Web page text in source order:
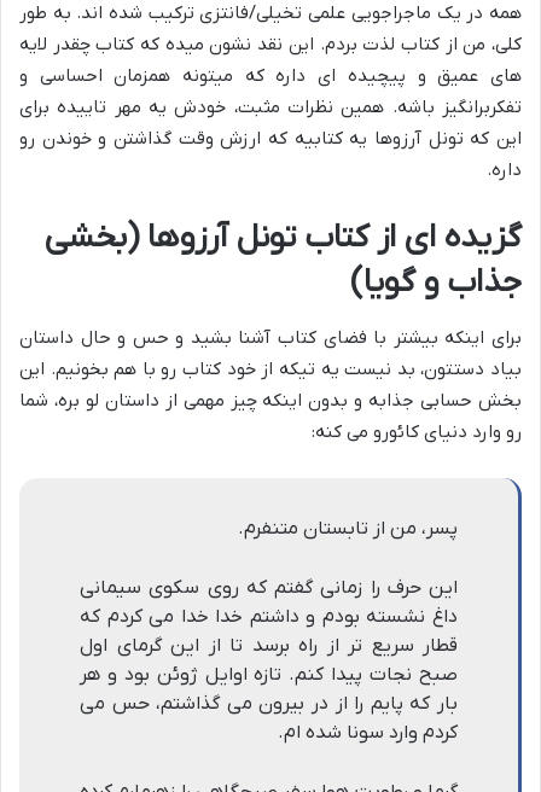
همه در یک ماجراجویی علمی تخیلی/فانتزی ترکیب شده اند. به طور
کلی، من از کتاب لذت بردم. این نقد نشون میده که کتاب چقدر لایه
های عمیق و پیچیده ای داره که میتونه همزمان احساسی و
تفکربرانگیز باشه. همین نظرات مثبت، خودش یه مهر تاییده برای
این که تونل آرزوها یه کتابیه که ارزش وقت گذاشتن و خوندن رو
داره.
گزیده ای از کتاب تونل آرزوها (بخشی
جذاب و گویا)
برای اینکه بیشتر با فضای کتاب آشنا بشید و حس و حال داستان
بیاد دستتون، بد نیست یه تیکه از خود کتاب رو با هم بخونیم. این
بخش حسابی جذابه و بدون اینکه چیز مهمی از داستان لو بره، شما
رو وارد دنیای کائورو می کنه:
پسر، من از تابستان متنفرم.
این حرف را زمانی گفتم که روی سکوی سیمانی
داغ نشسته بودم و داشتم خدا خدا می کردم که
قطار سریع تر از راه برسد تا از این گرمای اول
صبح نجات پیدا کنم. تازه اوایل ژوئن بود و هر
بار که پایم را از در بیرون می گذاشتم، حس می
کردم وارد سونا شده ام.